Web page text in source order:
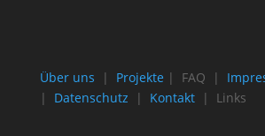
Über uns | Projekte | FAQ |
| Datenschutz | Kontakt| Links